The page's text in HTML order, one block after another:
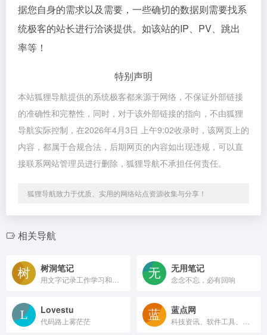
据您自身的需求以及需要，一些确切的数据则需要找系
统极客的站长进行洽谈提供。如该站的IP、PV、跳出
率等！
特别声明
本站狐狸导航提供的系统极客都来源于网络，不保证外部链接
的准确性和完整性，同时，对于该外部链接的指向，不由狐狸
导航实际控制，在2026年4月3日 上午9:02收录时，该网页上的
内容，都属于合规合法，后期网页的内容如出现违规，可以直
接联系网站管理员进行删除，狐狸导航不承担任何责任。
狐狸导航致力于优质、实用的网络站点资源收集与分享！
相关导航
树洞笔记 无用笔记
念念不忘，必有回响
Lovestu
代码路上雾茫茫
蓝点网